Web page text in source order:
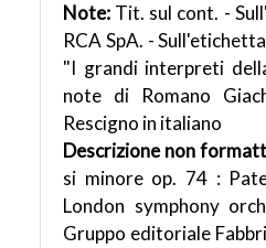
Note: Tit. sul cont. -
RCA SpA. -
"I grandi interpreti
note di Romano
Rescigno in italiano
Descrizione non
si minore op. 74 :
London symphony
Gruppo editoriale